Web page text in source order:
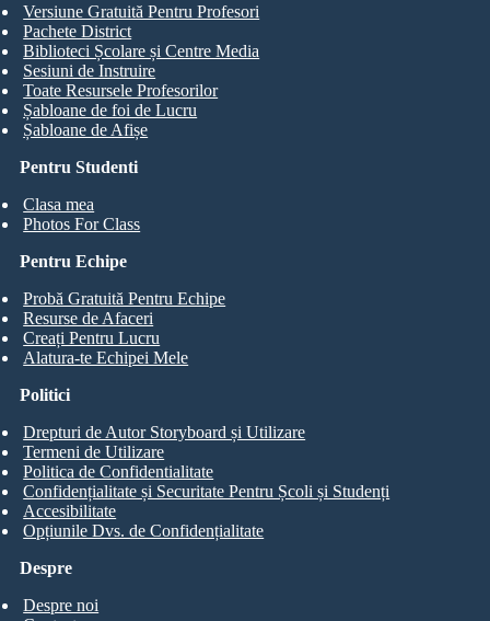
Pentru Studenti
Clasa mea
Photos For Class
Versiune Gratuită Pentru Profesori
Pachete District
Biblioteci Școlare și Centre Media
Sesiuni de Instruire
Toate Resursele Profesorilor
Șabloane de foi de Lucru
Șabloane de Afișe
Pentru Echipe
Probă Gratuită Pentru Echipe
Resurse de Afaceri
Creați Pentru Lucru
Alatura-te Echipei Mele
Despre
Despre noi
Politici
Drepturi de Autor Storyboard și Utilizare
Termeni de Utilizare
Politica de Confidentialitate
Confidențialitate și Securitate Pentru Școli și Studenți
Accesibilitate
Opțiunile Dvs. de Confidențialitate